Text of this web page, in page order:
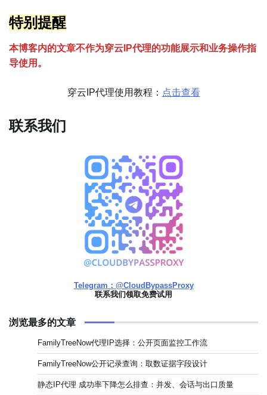
特别提醒
本博客内的文章不作为穿云 P代理的功能展示和业务操作指
导使用。
穿云IP代理使用教程： 点击查看
联系我们
Telegram：@CloudBypassProxy
联系我们领取免费试用
浏览最多的文章
FamilyTreeNow代理IP选择：公开页面监控工作流
FamilyTreeNow公开记录查询：取数证据字段设计
静态IP代理 成功率下降怎么排查：并发、会话与出口质量